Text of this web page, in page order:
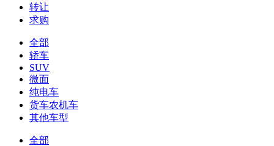
转让
求购
全部
轿车
SUV
微面
纯电车
货车农机车
其他车型
全部